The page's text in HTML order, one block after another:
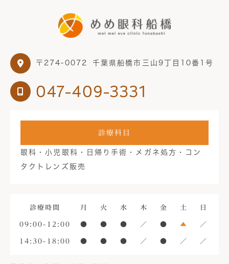
〒274-0072 千葉県船橋市三山9丁目10番1号
047-409-3331
診療科目
眼科・小児眼科・日帰り手術・メガネ処方・コン
タクトレンズ販売
診療時間 月 火 水 木 金 土 日
09:00-12:00 ● ● ● ／ ● ▲ ／
14:30-18:00 ● ● ● ／ ● ／ ／